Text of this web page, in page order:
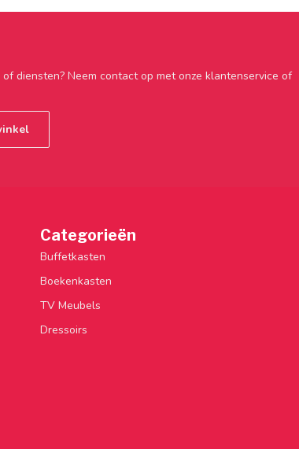
diensten? Neem contact op met onze klantenservice of
Categorieën
Buffetkasten
Boekenkasten
TV Meubels
Dressoirs